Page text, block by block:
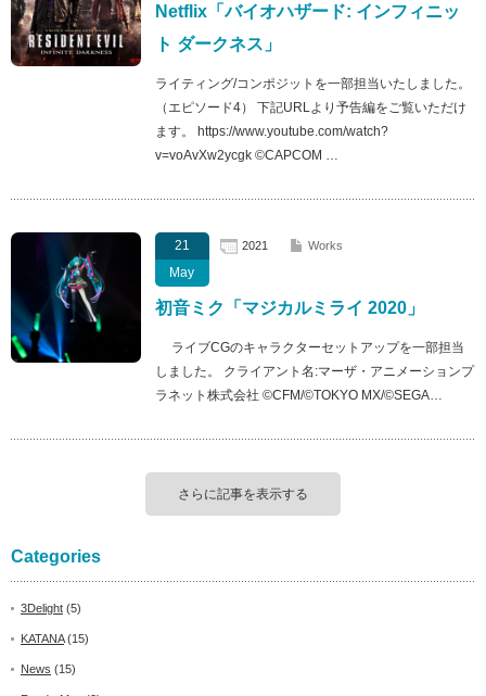
Netflix「バイオハザード: インフィニッ
ト ダークネス」
ライティング/コンポジットを一部担当いたしました。
（エピソード4） 下記URLより予告編をご覧いただけ
ます。 https://www.youtube.com/watch?
v=voAvXw2ycgk ©CAPCOM …
21
May
2021 Works
初音ミク「マジカルミライ 2020」
ライブCGのキャラクターセットアップを一部担当
しました。 クライアント名:マーザ・アニメーションプ
ラネット株式会社 ©CFM/©TOKYO MX/©SEGA…
さらに記事を表示する
Categories
3Delight (5)
KATANA(15)
News (15)